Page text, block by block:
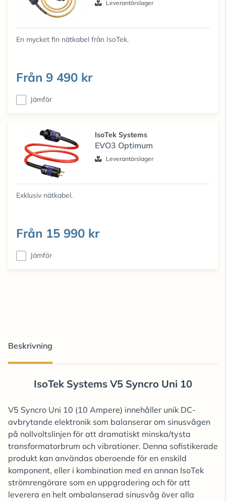
Leverantörslager
En mycket fin nätkabel från IsoTek.
Från 9 490 kr
Jämför
IsoTek Systems
EVO3 Optimum
Leverantörslager
Exklusiv nätkabel.
Från 15 990 kr
Jämför
Beskrivning
IsoTek Systems V5 Syncro Uni 10
V5 Syncro Uni 10 (10 Ampere) innehåller unik DC-
avbrytande elektronik som balanserar om sinusvågen
på nollvoltslinjen för att dramatiskt minska/tysta
transformatorbrum och vibrationer. Denna sofistikerade
produkt kan användas oberoende för en enskild
komponent, eller i kombination med en annan IsoTek
strömrengörare som en uppgradering och för att
leverera en helt ombalanserad sinusvåg över alla